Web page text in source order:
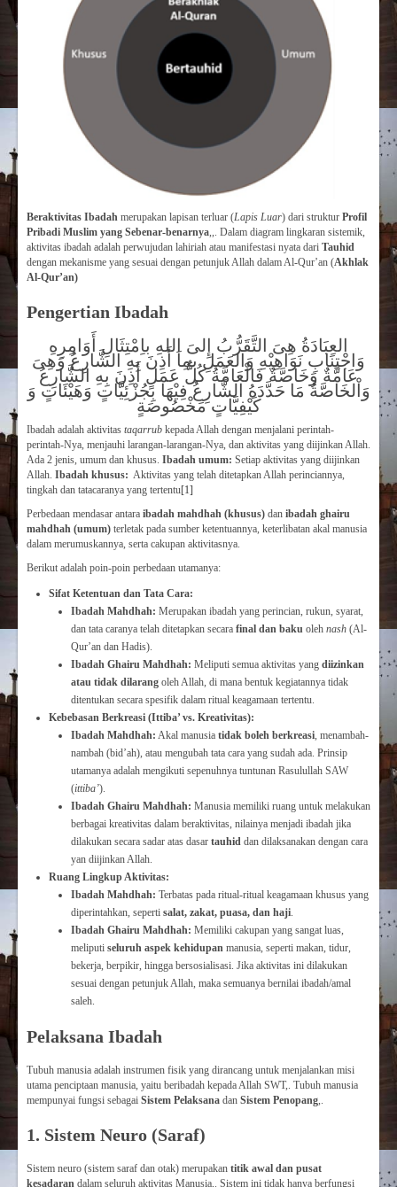
Beraktivitas Ibadah merupakan lapisan terluar (Lapis Luar) dari struktur Profil
Pribadi Muslim yang Sebenar-benarnya,,. Dalam diagram lingkaran sistemik,
aktivitas ibadah adalah perwujudan lahiriah atau manifestasi nyata dari Tauhid
dengan mekanisme yang sesuai dengan petunjuk Allah dalam Al-Qur’an (Akhlak
Al-Qur’an)
Pengertian Ibadah
العِبَادَةُ هِىَ التَّقَرُّبُ إِلىَ اللهِ باِمْتِثَالِ أَوَامِرِهِ
وَاجْتِنَابِ نَوَاهِيْهِ وَالعَمَلِ بمِاَ أَذِنَ بِهِ الشَّارِعُ وَهِىَ
عَامَّةٌ وَخَاصَّةٌ فَالْعَامَّةُ كُلُّ عَمَلٍ أَذِنَ بِهِ الشَّارِعُ
وَاْلخَاصَّةُ مَا حَدَّدَهُ الشَّارِعُ فِيْهَا بِجُزْئِيَّاتٍ وَهَيْئَاتٍ وَ
كَيْفِيَّاتٍ مَخْصُوصَةٍ
Ibadah adalah aktivitas taqarrub kepada Allah dengan menjalani perintah-
perintah-Nya, menjauhi larangan-larangan-Nya, dan aktivitas yang diijinkan Allah.
Ada 2 jenis, umum dan khusus. Ibadah umum: Setiap aktivitas yang diijinkan
Allah. Ibadah khusus: Aktivitas yang telah ditetapkan Allah perinciannya,
tingkah dan tatacaranya yang tertentu[1]
Perbedaan mendasar antara ibadah mahdhah (khusus) dan ibadah ghairu
mahdhah (umum) terletak pada sumber ketentuannya, keterlibatan akal manusia
dalam merumuskannya, serta cakupan aktivitasnya.
Berikut adalah poin-poin perbedaan utamanya:
Sifat Ketentuan dan Tata Cara:
Ibadah Mahdhah: Merupakan ibadah yang perincian, rukun, syarat,
dan tata caranya telah ditetapkan secara final dan baku oleh nash (Al-
Qur’an dan Hadis).
Ibadah Ghairu Mahdhah: Meliputi semua aktivitas yang diizinkan
atau tidak dilarang oleh Allah, di mana bentuk kegiatannya tidak
ditentukan secara spesifik dalam ritual keagamaan tertentu.
Kebebasan Berkreasi (Ittiba’ vs. Kreativitas):
Ibadah Mahdhah: Akal manusia tidak boleh berkreasi, menambah-
nambah (bid’ah), atau mengubah tata cara yang sudah ada. Prinsip
utamanya adalah mengikuti sepenuhnya tuntunan Rasulullah SAW
(ittiba’).
Ibadah Ghairu Mahdhah: Manusia memiliki ruang untuk melakukan
berbagai kreativitas dalam beraktivitas, nilainya menjadi ibadah jika
dilakukan secara sadar atas dasar tauhid dan dilaksanakan dengan cara
yan diijinkan Allah.
Ruang Lingkup Aktivitas:
Ibadah Mahdhah: Terbatas pada ritual-ritual keagamaan khusus yang
diperintahkan, seperti salat, zakat, puasa, dan haji.
Ibadah Ghairu Mahdhah: Memiliki cakupan yang sangat luas,
meliputi seluruh aspek kehidupan manusia, seperti makan, tidur,
bekerja, berpikir, hingga bersosialisasi. Jika aktivitas ini dilakukan
sesuai dengan petunjuk Allah, maka semuanya bernilai ibadah/amal
saleh.
Pelaksana Ibadah
Tubuh manusia adalah instrumen fisik yang dirancang untuk menjalankan misi
utama penciptaan manusia, yaitu beribadah kepada Allah SWT,. Tubuh manusia
mempunyai fungsi sebagai Sistem Pelaksana dan Sistem Penopang,.
1. Sistem Neuro (Saraf)
Sistem neuro (sistem saraf dan otak) merupakan titik awal dan pusat
kesadaran dalam seluruh aktivitas Manusia,. Sistem ini tidak hanya berfungsi